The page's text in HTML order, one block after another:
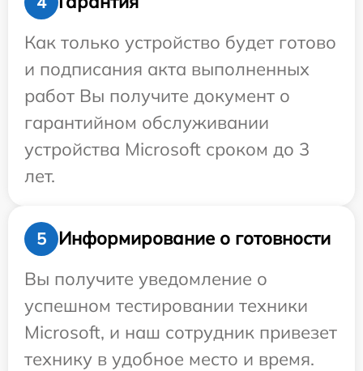
Как только устройство будет готово
и подписания акта выполненных
работ Вы получите документ о
гарантийном обслуживании
устройства Microsoft сроком до 3
лет.
5
Информирование о готовности
Вы получите уведомление о
успешном тестировании техники
Microsoft, и наш сотрудник привезет
технику в удобное место и время.